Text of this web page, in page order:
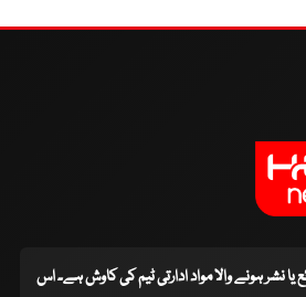
یا نشر ہونے والا مواد ادارتی ٹیم کی کاوش ہے۔ اس